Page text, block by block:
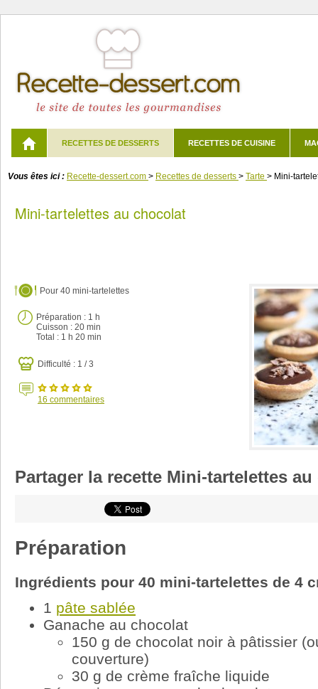
RECETTES DE DESSERTS RECETTES DE CUISINE
Vous êtes ici : Recette-dessert.com > Recettes de desserts > Tarte > Mini-
Mini-tartelettes au chocolat
Pour 40 mini-tartelettes
Préparation : 1 h
Cuisson : 20 min
Total : 1 h 20 min
Difficulté : 1 / 3
16 commentaires
Partager la recette Mini-tartelettes
Préparation
Ingrédients pour 40 mini-tartelettes de 4
1 pâte sablée
Ganache au chocolat
150 g de chocolat noir à pâtissier
couverture)
30 g de crème fraîche liquide